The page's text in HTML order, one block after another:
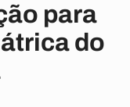
para
do